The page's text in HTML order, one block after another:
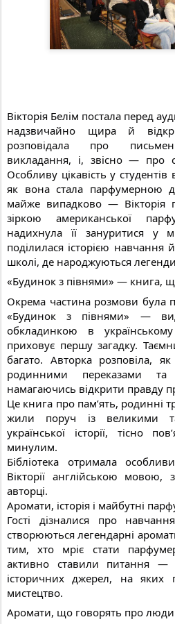
Вікторія Белім постала перед
надзвичайно щира й
розповідала про
викладання, і, звісно — про
Особливу цікавість у студентів
як вона стала парфумерною
майже випадково — Вікторія
зіркою американської
надихнула її зануритися у
поділилася історією
школі, де народжуються легенди
«Будинок з півнями» — книга,
Окрема частина розмови була
«Будинок з півнями» —
обкладинкою в
приховує першу загадку.
багато. Авторка розповіла,
родинними переказами та
намагаючись відкрити правду
Це книга про пам’ять, родинні
жили поруч із великими
української історії, тісно
минулим.
Бібліотека отримала
Вікторії англійською
авторці.
Аромати, історія і майбутні
Гості дізналися про
створюються легендарні
тим, хто мріє стати
активно ставили питання —
історичних джерел, на яких
мистецтво.
Аромати, що говорять про